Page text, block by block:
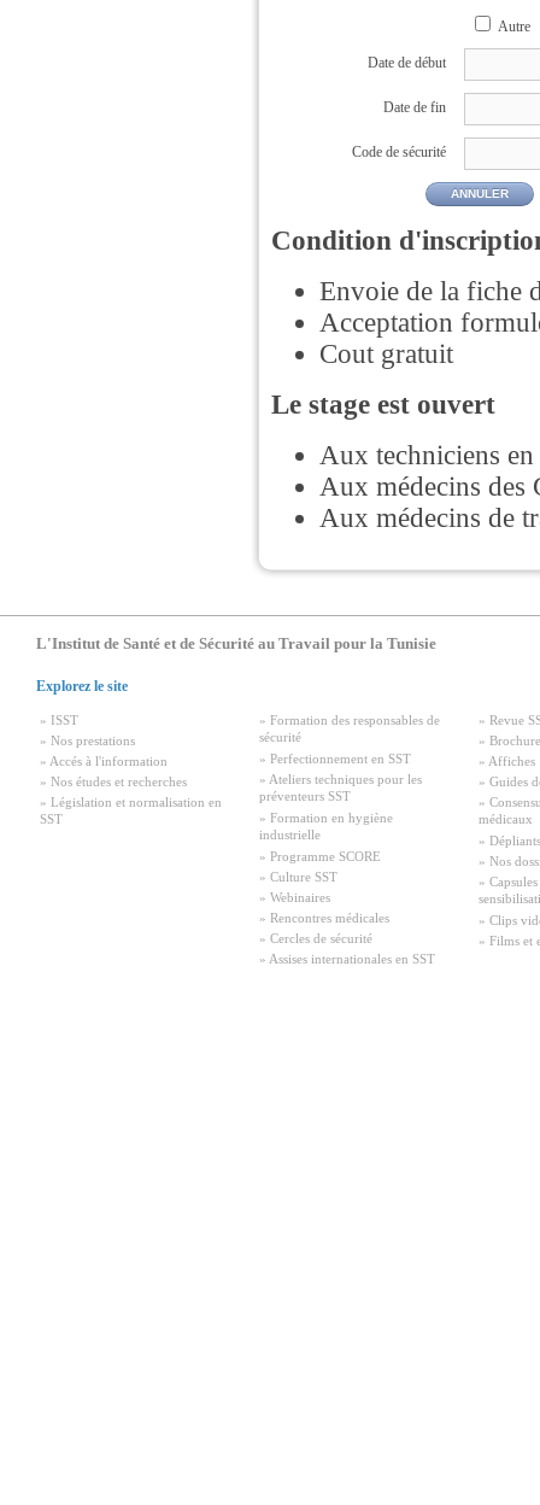
Autre
Date de début
Date de fin
Code de sécurité
ANNULER
Condition
Envoie de la fiche
Acceptation
Cout gratuit
Le stage est ouvert
Aux techniciens en
Aux médecins des
Aux médecins de
L'Institut de Santé et de Sécurité au Travail pour la Tunisie
Explorez le site
» ISST
» Nos prestations
» Accés à l'information
» Nos études et recherches
» Législation et normalisation en
SST
» Formation des responsables de
sécurité
» Perfectionnement en SST
» Ateliers techniques pour les
préventeurs SST
» Formation en hygiène
industrielle
» Programme SCORE
» Culture SST
» Webinaires
» Rencontres médicales
» Cercles de sécurité
» Assises internationales en SST
» Revue
»
» Affiches
» Guides
»
médicaux
» Dépliants
» Nos
»
» Clips
» Films et